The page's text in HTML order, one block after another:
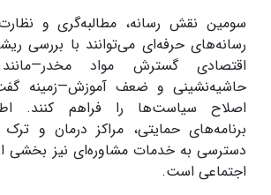
سومین نقش رسانه، مطالبه‌گری و
رسانه‌های حرفه‌ای می‌توانند با بررسی
اقتصادی گسترش مواد مخدر—
حاشیه‌نشینی و ضعف آموزش—زمینه
اصلاح سیاست‌ها را فراهم کنند.
برنامه‌های حمایتی، مراکز درمان و ترک
دسترسی به خدمات مشاوره‌ای نیز بخشی
اجتماعی است.